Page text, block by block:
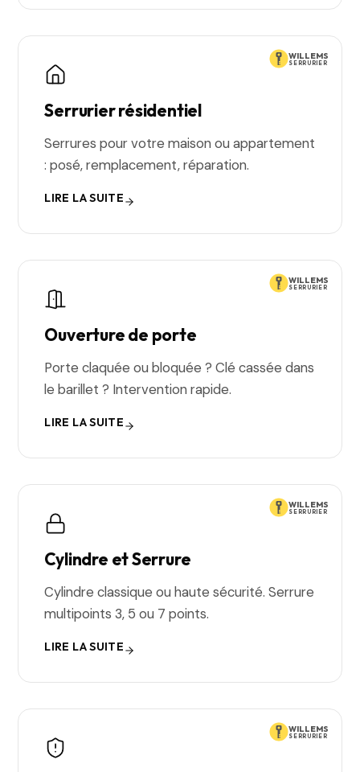
WILLEMS
SERRURIER
Serrurier résidentiel
Serrures pour votre maison ou appartement
: posé, remplacement, réparation.
LIRE LA SUITE
WILLEMS
SERRURIER
Ouverture de porte
Porte claquée ou bloquée ? Clé cassée dans
le barillet ? Intervention rapide.
LIRE LA SUITE
WILLEMS
SERRURIER
Cylindre et Serrure
Cylindre classique ou haute sécurité. Serrure
multipoints 3, 5 ou 7 points.
LIRE LA SUITE
WILLEMS
SERRURIER